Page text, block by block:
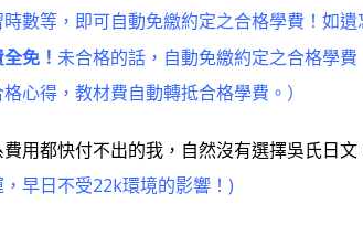
數等，即可自動免繳約定之合格學費！如遺
免！ 未合格的話，自動免繳約定之合格學
心得，教材費自動轉抵合格學費。）
用都快付不出的我，自然沒有選擇吳氏日文
，早日不受22k環境的影響！)